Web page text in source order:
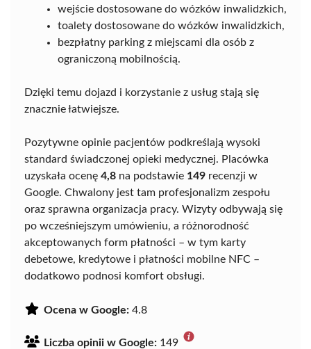
wejście dostosowane do wózków inwalidzkich,
toalety dostosowane do wózków inwalidzkich,
bezpłatny parking z miejscami dla osób z
ograniczoną mobilnością.
Dzięki temu dojazd i korzystanie z usług stają się
znacznie łatwiejsze.
Pozytywne opinie pacjentów podkreślają wysoki
standard świadczonej opieki medycznej. Placówka
uzyskała ocenę 4,8 na podstawie 149 recenzji w
Google. Chwalony jest tam profesjonalizm zespołu
oraz sprawna organizacja pracy. Wizyty odbywają się
po wcześniejszym umówieniu, a różnorodność
akceptowanych form płatności – w tym karty
debetowe, kredytowe i płatności mobilne NFC –
dodatkowo podnosi komfort obsługi.
Ocena w Google: 4.8
Liczba opinii w Google: 149